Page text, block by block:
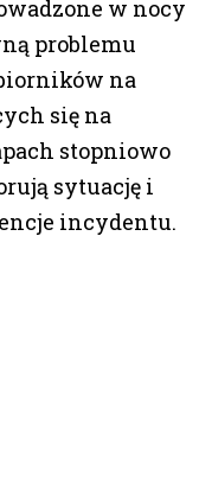
w nocy
problemu
na
się na
stopniowo
sytuację i
incydentu.